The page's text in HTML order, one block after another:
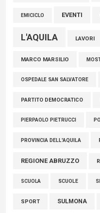
EMICICLO EVENTI
L'AQUILA LAVORI
MARCO MARSILIO
OSPEDALE SAN SALVATORE
PARTITO DEMOCRATICO
PIERPAOLO PIETRUCCI
PROVINCIA DELL'AQUILA
REGIONE ABRUZZO
SCUOLA SCUOLE
SPORT SULMONA